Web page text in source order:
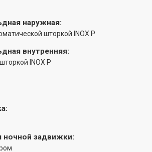
наружная:
шторкой INOX P
внутренняя:
INOX P
ночной задвижки: